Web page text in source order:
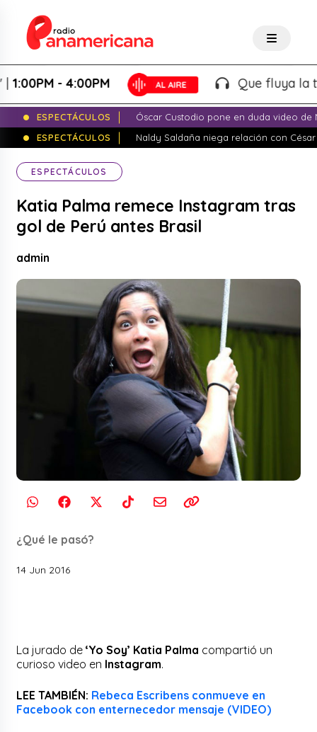
- 4:00PM Que fluya la
ESPECTÁCULOS
Óscar Custodio pone en duda video de
ESPECTÁCULOS
Naldy Saldaña niega relación con
ESPECTÁCULOS
Katia Palma remece Instagram tras
gol de Perú antes Brasil
admin
¿Qué le pasó?
14 Jun 2016
La jurado de ‘Yo Soy’ Katia Palma compartió un
curioso video en Instagram.
LEE TAMBIÉN: Rebeca Escribens conmueve en
Facebook con enternecedor mensaje (VIDEO)